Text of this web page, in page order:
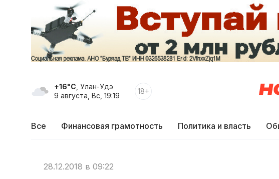
+16°C , Улан-Удэ
9 августа, Вс, 19:19
18+
Все Финансовая грамотность Политика и власть
28.12.2018 в 09:22